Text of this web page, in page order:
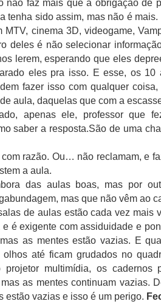
não faz mais que a obrigação de
tenha sido assim, mas não é
MTV, cinema 3D, videogame,
deles é não selecionar
lerem, esperando que eles
eles pra isso. E esse, os 10
fazer isso com qualquer
aula, daquelas que com a
apenas ele, professor que
saber a resposta.São de uma
razão. Ou… não reclamam, e
a aula.
das aulas boas, mas por
mas que não vêm ao
de aulas estão cada vez mais
e é exigente com assiduidade e
as mentes estão vazias. E
até ficam grudados no
projetor multimídia, os cadernos
as mentes continuam vazias.
estão vazias e isso é um perigo.